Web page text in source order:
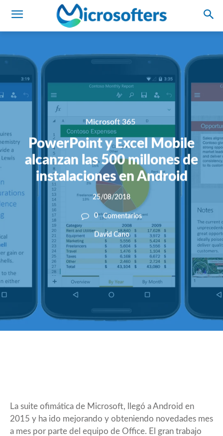
Microsoft 365
PowerPoint y Excel Mobile
alcanzan las 500 millones de
instalaciones en Android
25/08/2018
0 Comentarios
David Cano
La suite ofimática de Microsoft, llegó a Android en
2015 y ha ido mejorando y obteniendo novedades mes
a mes por parte del equipo de Office. El gran trabajo